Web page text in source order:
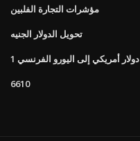
مؤشرات التجارة الفلبين
تحويل الدولار الجنيه
1 دولار أمريكي إلى اليورو الفرنسي
6610